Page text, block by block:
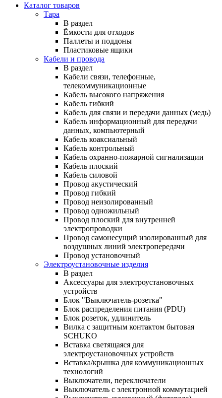
Каталог товаров
Тара
В раздел
Ёмкости для отходов
Паллеты и поддоны
Пластиковые ящики
Кабели и провода
В раздел
Кабели связи, телефонные,
телекоммуникационные
Кабель высокого напряжения
Кабель гибкий
Кабель для связи и передачи данных (медь)
Кабель информационный для передачи
данных, компьютерный
Кабель коаксиальный
Кабель контрольный
Кабель охранно-пожарной сигнализации
Кабель плоский
Кабель силовой
Провод акустический
Провод гибкий
Провод неизолированный
Провод одножильный
Провод плоский для внутренней
электропроводки
Провод самонесущий изолированный для
воздушных линий электропередачи
Провод установочный
Электроустановочные изделия
В раздел
Аксессуары для электроустановочных
устройств
Блок "Выключатель-розетка"
Блок распределения питания (PDU)
Блок розеток, удлинитель
Вилка с защитным контактом бытовая
SCHUKO
Вставка светящаяся для
электроустановочных устройств
Вставка/крышка для коммуникационных
технологий
Выключатели, переключатели
Выключатель с электронной коммутацией